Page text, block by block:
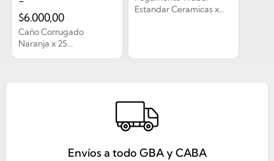
Caño Corrugado
Naranja x 25...
$6.000,00
Estandar Ceramicas x...
Envíos a todo GBA y CABA